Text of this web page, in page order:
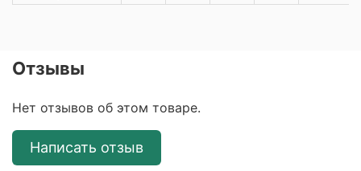
Отзывы
Нет отзывов об этом товаре.
Написать отзыв